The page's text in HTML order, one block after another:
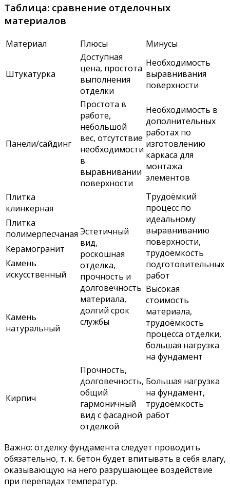
Таблица: сравнение отделочных
материалов
Материал Плюсы Минусы
Штукатурка
Доступная
цена, простота
выполнения
отделки
Необходимость
выравнивания
поверхности
Панели/сайдинг
Простота в
работе,
небольшой
вес, отсутствие
необходимости
в
выравнивании
поверхности
Необходимость в
дополнительных
работах по
изготовлению
каркаса для
монтажа
элементов
Плитка
клинкерная
Эстетичный
вид,
роскошная
отделка,
прочность и
долговечность
материала,
долгий срок
службы
Трудоёмкий
процесс по
идеальному
выравниванию
поверхности,
трудоёмкость
подготовительных
работ
Плитка
полимерпесчаная
Керамогранит
Камень
искусственный
Камень
натуральный
Высокая
стоимость
материала,
трудоёмкость
процесса отделки,
большая нагрузка
на фундамент
Кирпич
Прочность,
долговечность,
общий
гармоничный
вид с фасадной
отделкой
Большая нагрузка
на фундамент,
трудоёмкость
работ
Важно: отделку фундамента следует проводить
обязательно, т. к. бетон будет впитывать в себя влагу,
оказывающую на него разрушающее воздействие
при перепадах температур.